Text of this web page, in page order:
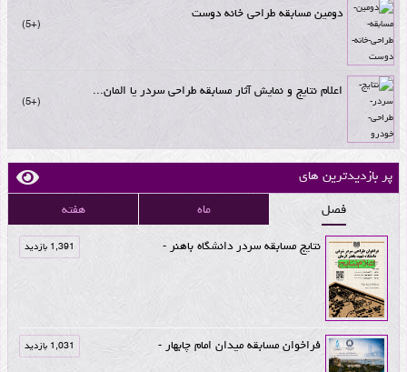
دومین مسابقه طراحی خانه دوست
+5
اعلام نتایج و نمایش آثار مسابقه طراحی سردر یا المان...
+5
پر بازدیدترین های
فصل ماه هفته
نتایج مسابقه سردر دانشگاه باهنر - 1,391 بازدید
فراخوان مسابقه میدان امام چابهار - 1,031 بازدید